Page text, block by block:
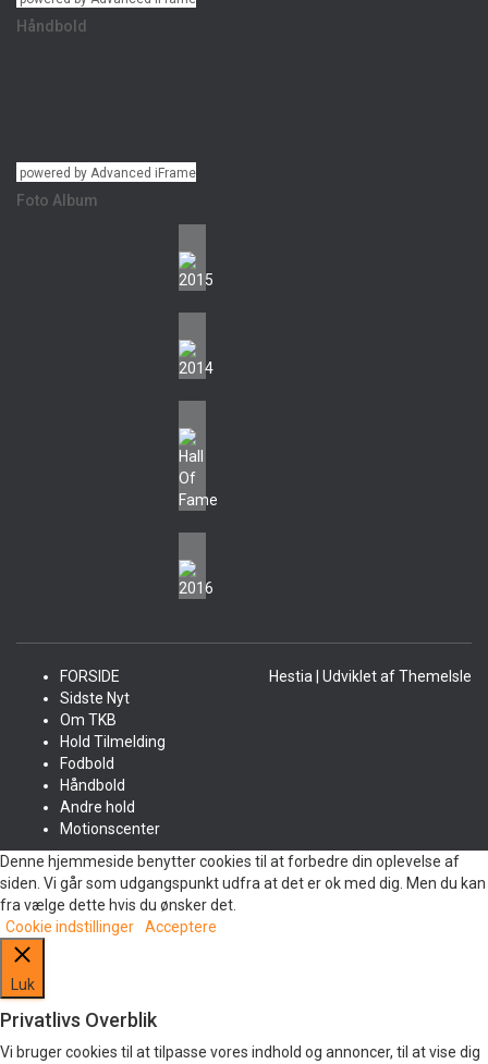
Håndbold
powered by Advanced iFrame
Foto Album
FORSIDE
Sidste Nyt
Om TKB
Hold Tilmelding
Fodbold
Håndbold
Andre hold
Motionscenter
Hestia | Udviklet afThemeIsle
Denne hjemmeside benytter cookies til at forbedre din oplevelse af
siden. Vi går som udgangspunkt udfra at det er ok med dig. Men du kan
fra vælge dette hvis du ønsker det.
Cookie indstillinger
Acceptere
Luk
Privatlivs Overblik
Vi bruger cookies til at tilpasse vores indhold og annoncer, til at vise dig